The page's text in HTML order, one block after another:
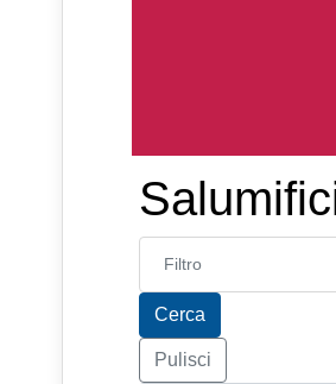
Inserisci parte del
Cerca
Pulisci